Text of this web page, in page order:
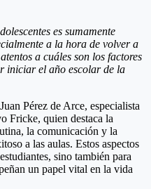
es sumamente
a la hora de volver a
a cuáles son los factores
iniciar el año escolar de la
Pérez de Arce, especialista
Fricke, quien destaca la
la comunicación y la
a las aulas. Estos aspectos
sino también para
un papel vital en la vida